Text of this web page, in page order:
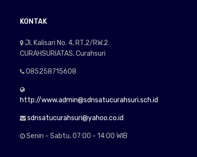
KONTAK
Jl. Kalisari No. 4, RT.2/RW.2.
CURAHSURIATAS, Curahsuri
085258715608
http://www.admin@sdnsatucurahsuri.sch.id
sdnsatucurahsuri@yahoo.co.id
Senin - Sabtu, 07:00 - 14:00 WIB